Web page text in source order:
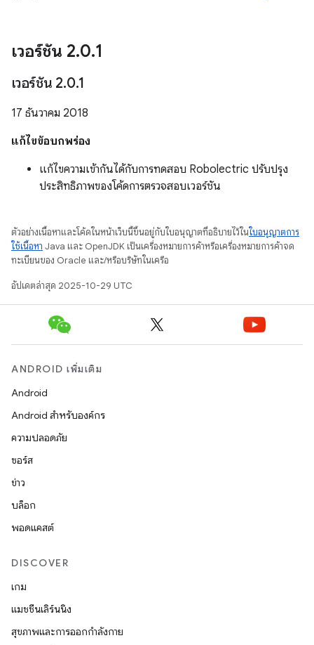
เวอร์ชัน 2.0.1
เวอร์ชัน 2.0.1
17 ธันวาคม 2018
แก้ไขข้อบกพร่อง
แก้ไขความเข้ากันได้กับการทดสอบ Robolectric ปรับปรุง
ประสิทธิภาพของโค้ดการตรวจสอบเวอร์ชัน
ตัวอย่างเนื้อหาและโค้ดในหน้าเว็บนี้ขึ้นอยู่กับใบอนุญาตที่อธิบายไว้ในใบอนุญาตการ
ใช้เนื้อหา Java และ OpenJDK เป็นเครื่องหมายการค้าหรือเครื่องหมายการค้าจด
ทะเบียนของ Oracle และ/หรือบริษัทในเครือ
อัปเดตล่าสุด 2025-10-29 UTC
ANDROID เพิ่มเติม
Android
Android สำหรับองค์กร
ความปลอดภัย
ซอร์ส
ข่าว
บล็อก
พอดแคสต์
DISCOVER
เกม
แมชชีนเลิร์นนิง
สุขภาพและการออกกำลังกาย